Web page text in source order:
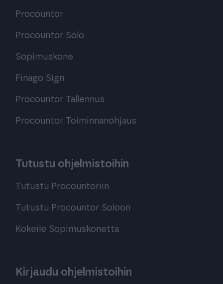
Procountor
Procountor Solo
Sopimuskone
Finago Sign
Procountor Tallennus
Procountor Toiminnanohjaus
Tutustu ohjelmistoihin
Tutustu Procountoriin
Tutustu Procountor Soloon
Kokeile Sopimuskonetta
Kirjaudu ohjelmistoihin